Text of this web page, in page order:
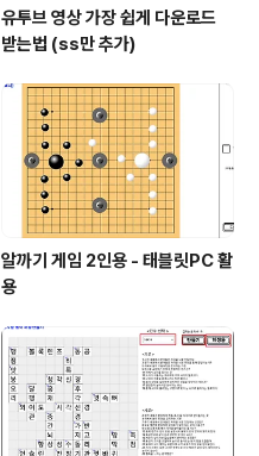
유투브 영상 가장 쉽게 다운로드
받는법 (ss만 추가)
알까기 게임 2인용 - 태블릿PC 활
용